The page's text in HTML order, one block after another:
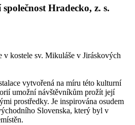
Hradecko, z. s.
v kostele sv. Mikuláše v Jiráskových
vytvořená na míru této kulturní
umožní návštěvníkům prožít její
prostředky. Je inspirována osudem
Slovenska, který byl v